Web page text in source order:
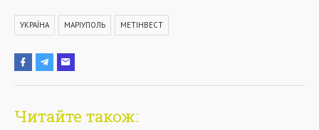
УКРАЇНА МАРІУПОЛЬ МЕТІНВЕСТ
Читайте також: